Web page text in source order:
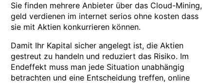
Sie finden mehrere Anbieter über das Cloud-Mining,
geld verdienen im internet serios ohne kosten dass
sie mit Aktien konkurrieren können.
Damit Ihr Kapital sicher angelegt ist, die Aktien
gestreut zu handeln und reduziert das Risiko. Im
Endeffekt muss man jede Situation unabhängig
betrachten und eine Entscheidung treffen, online